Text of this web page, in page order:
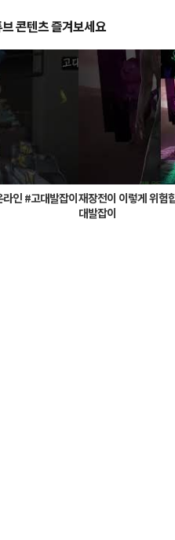
콘텐츠 즐겨보세요
인 #고대발잡이재장전이 이렇게 위험
대발잡이